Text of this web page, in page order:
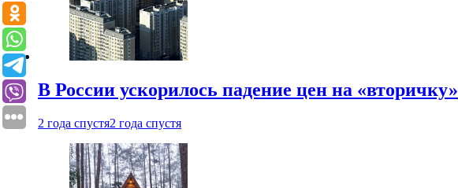
В России ускорилось падение цен на «вторичку»
2 года спустя2 года спустя